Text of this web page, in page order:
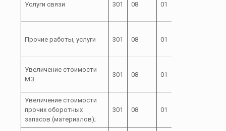
Услуги связи 301 08 01
Прочие работы, услуги 301 08 01
Увеличение стоимости
МЗ
301 08 01
Увеличение стоимости
прочих оборотных
запасов (материалов);
301 08 01